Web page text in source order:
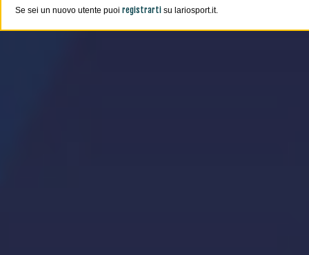
Se sei un nuovo utente puoi registrarti su lariosport.it.